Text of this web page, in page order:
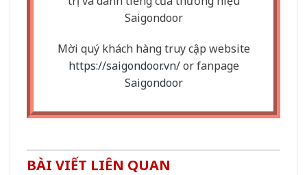
Saigondoor
Mời quý khách hàng truy cập website
https://saigondoor.vn/ or fanpage
Saigondoor
BÀI VIẾT LIÊN QUAN